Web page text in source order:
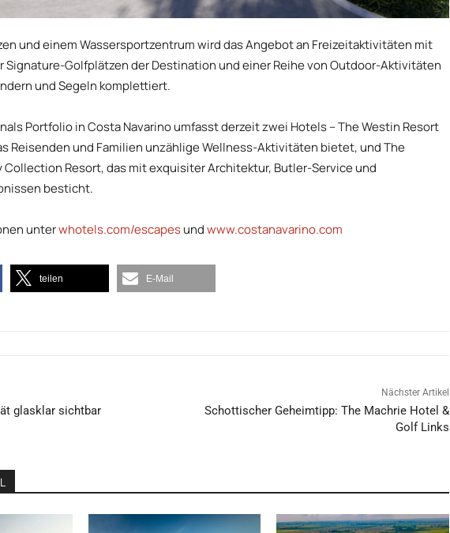
und einem Wassersportzentrum wird das Angebot an Freizeitaktivitäten mit
Signature-Golfplätzen der Destination und einer Reihe von Outdoor-Aktivitäten
und Segeln komplettiert.
Portfolio in Costa Navarino umfasst derzeit zwei Hotels – The Westin Resort
Reisenden und Familien unzählige Wellness-Aktivitäten bietet, und The
Collection Resort, das mit exquisiter Architektur, Butler-Service und
besticht.
unterwhotels.com/escapesundwww.costanavarino.com
teilen E-Mail
glasklar sichtbar
Nächster Artikel
Schottischer Geheimtipp: The Machrie Hotel &
Golf Links